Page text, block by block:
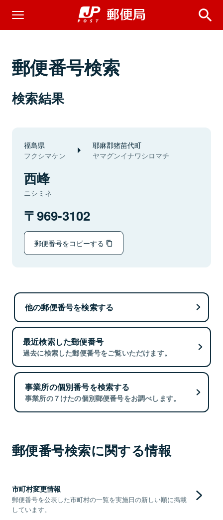
郵便番号検索
検索結果
福島県
フクシマケン
耶麻郡猪苗代町
ヤマグンイナワシロマチ
西峰
ニシミネ
969-3102
郵便番号をコピーする
他の郵便番号を検索する
最近検索した郵便番号
過去に検索した郵便番号をご覧いただけます。
事業所の個別番号を検索する
事業所の７けたの個別郵便番号をお調べします。
郵便番号検索に関する情報
市町村変更情報
郵便番号を公表した市町村の一覧を実施日の新しい順に掲載
しています。